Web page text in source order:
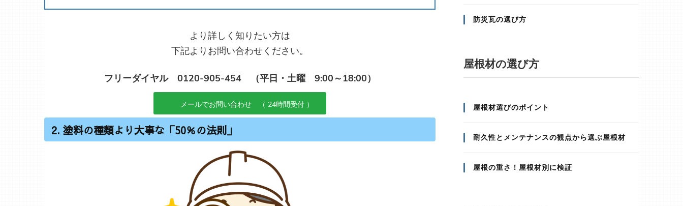
より詳しく知りたい方は
下記よりお問い合わせください。
フリーダイヤル 0120-905-454 （平日・土曜 9:00～18:00）
メールでお問い合わせ （ 24時間受付 ）
2. 塗料の種類より大事な「50％の法則」
防災瓦の選び方
屋根材の選び方
屋根材選びのポイント
耐久性とメンテナンスの観点から選ぶ屋根材
屋根の重さ！屋根材別に検証